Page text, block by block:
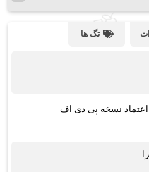
تگ ها
اعتماد نسخه پی دی اف